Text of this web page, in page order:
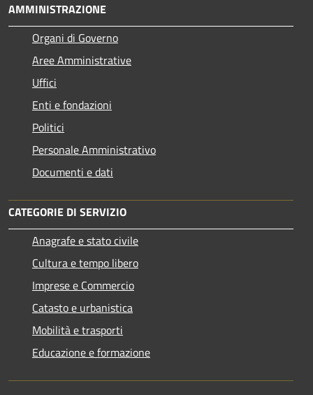
AMMINISTRAZIONE
Organi di Governo
Aree Amministrative
Uffici
Enti e fondazioni
Politici
Personale Amministrativo
Documenti e dati
CATEGORIE DI SERVIZIO
Anagrafe e stato civile
Cultura e tempo libero
Imprese e Commercio
Catasto e urbanistica
Mobilità e trasporti
Educazione e formazione